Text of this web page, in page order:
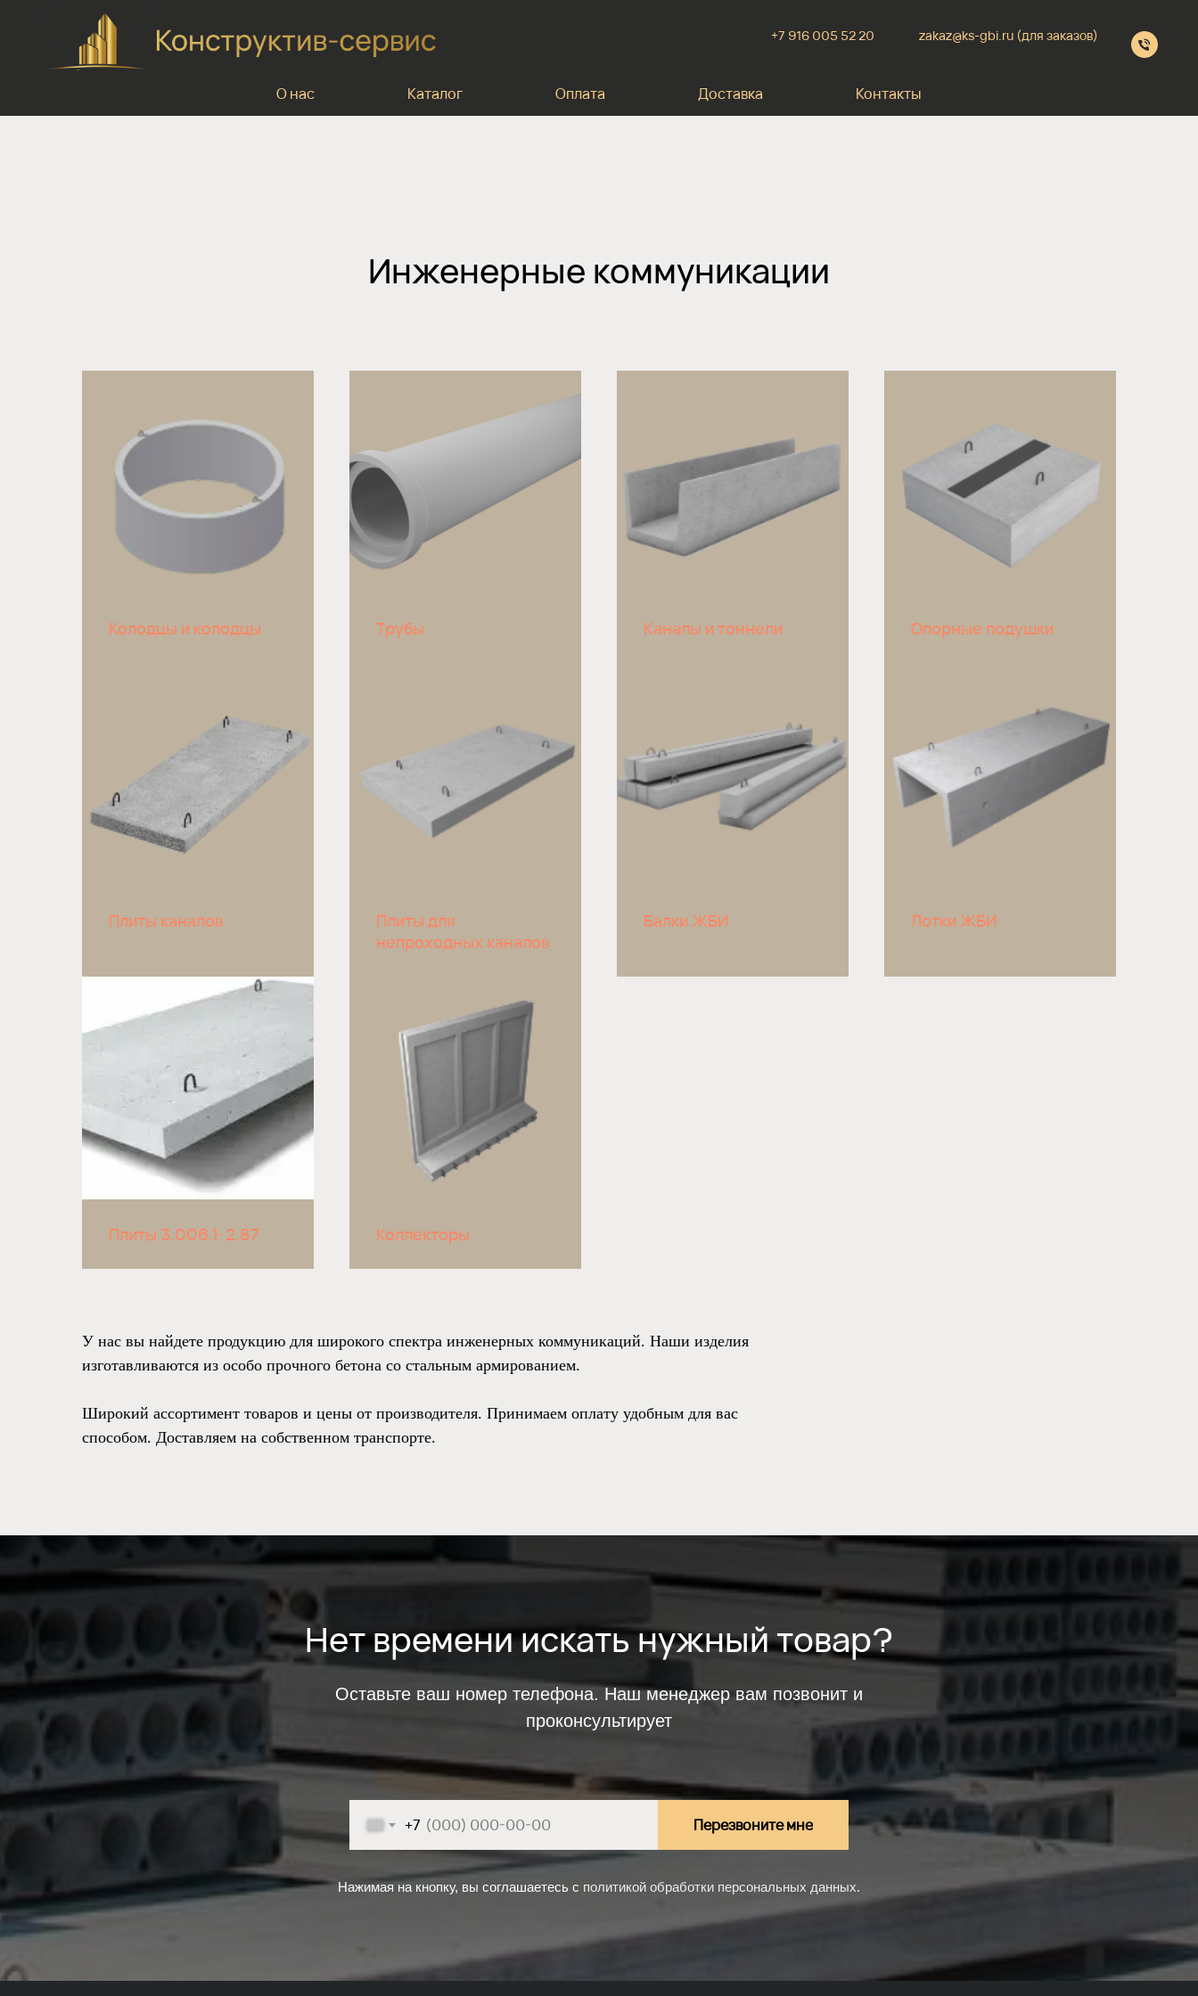
+7 916 005 52 20 zakaz@ks-gbi.ru (для заказов)
О нас Каталог Оплата Доставка Контакты
Инженерные коммуникации
Колодцы и колодцы Трубы Каналы и тоннели Опорные подушки
Плиты каналов
Плиты для
непроходных каналов
Балки ЖБИ Лотки ЖБИ
Плиты 3.006.1-2.87 Коллекторы
У нас вы найдете продукцию для широкого спектра инженерных коммуникаций. Наши изделия
изготавливаются из особо прочного бетона со стальным армированием.
Широкий ассортимент товаров и цены от производителя. Принимаем оплату удобным для вас
способом. Доставляем на собственном транспорте.
Нет времени искать нужный товар?
Оставьте ваш номер телефона. Наш менеджер вам позвонит и
проконсультирует
+7 Перезвоните мне
Нажимая на кнопку, вы соглашаетесь с политикой обработки персональных данных.